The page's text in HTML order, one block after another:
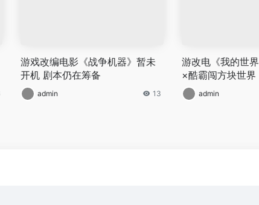
游戏改编电影《战争机器》暂未
开机 剧本仍在筹备
admin 13
游改电《我的世
×酷霸闯方块世界
admin